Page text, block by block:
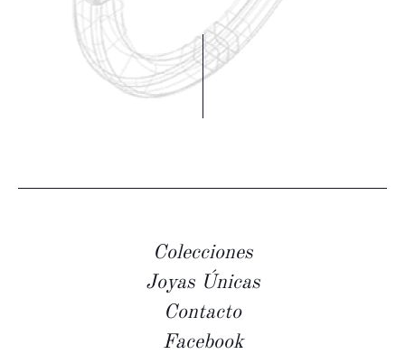
Colecciones
Joyas Únicas
Contacto
Facebook